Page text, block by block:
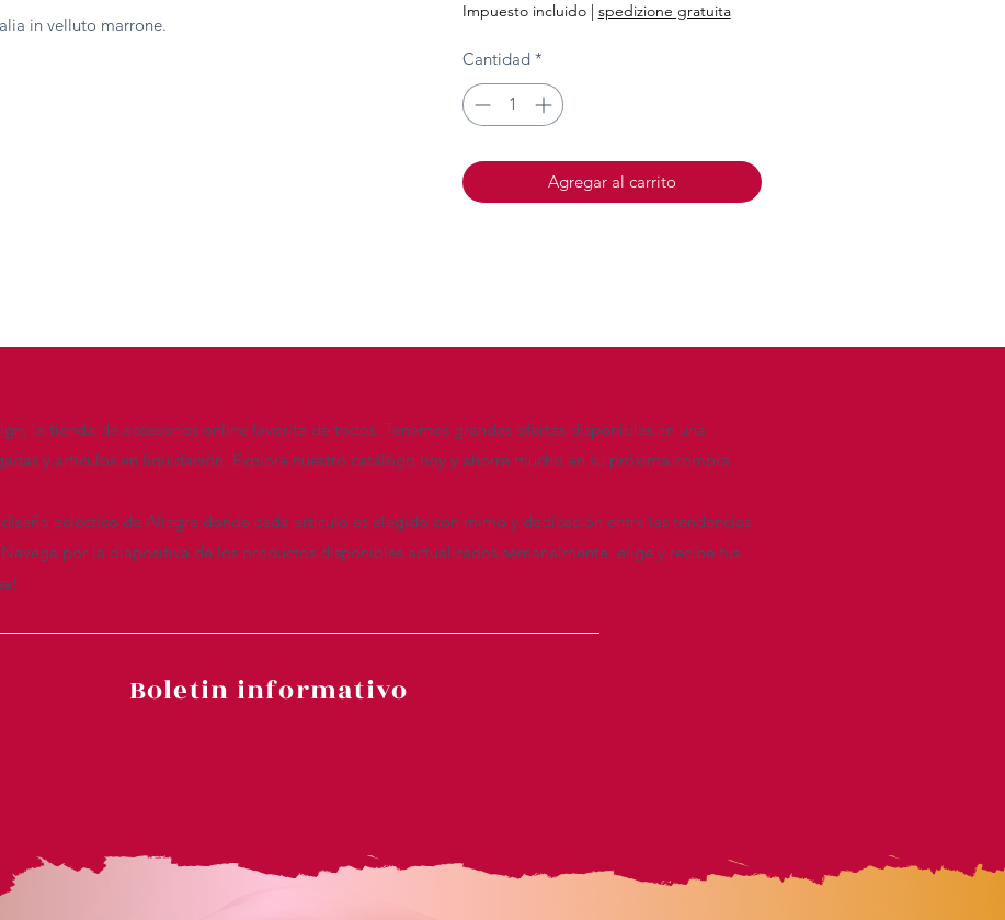
in velluto marrone.
Impuesto incluido| spedizione gratuita
Cantidad *
Agregar al carrito
la tienda de accesorios online favorita de todos. Tenemos grandes ofertas disponibles en una
y artículos en liquidación. Explore nuestro catálogo hoy y ahorre mucho en su próxima compra.
ecléctico de Allegra donde cada artículo es elegido con mimo y dedicación entre las tendencias
por la diapositiva de los productos disponibles actualizados semanalmente, elige y recibe tus
Boletin informativo